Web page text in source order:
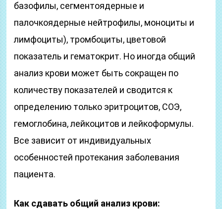
базофилы, сегментоядерные и
палочкоядерные нейтрофилы, моноциты и
лимфоциты), тромбоциты, цветовой
показатель и гематокрит. Но иногда общий
анализ крови может быть сокращен по
количеству показателей и сводится к
определению только эритроцитов, СОЭ,
гемоглобина, лейкоцитов и лейкоформулы.
Все зависит от индивидуальных
особенностей протекания заболевания
пациента.
Как сдавать общий анализ крови: